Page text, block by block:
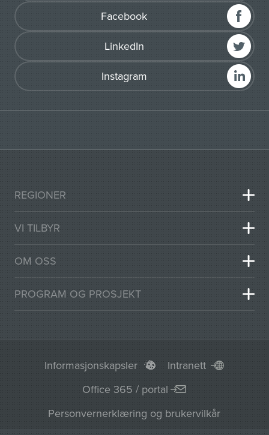
Facebook
LinkedIn
Instagram
REGIONER
VI TILBYR
OM OSS
PROGRAM OG PROSJEKT
Informasjonskapsler
Intranett
Office 365 / portal
Personvernerklæring og brukervilkår